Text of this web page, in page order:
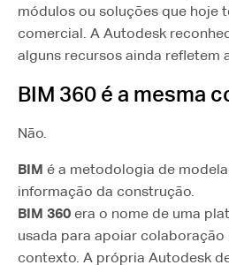
módulos ou soluções que hoje
comercial. A Autodesk
alguns recursos ainda refletem
BIM 360 é a mesma
Não.
BIM é a metodologia de
informação da construção.
BIM 360 era o nome de uma
usada para apoiar colaboração
contexto. A própria Autodesk